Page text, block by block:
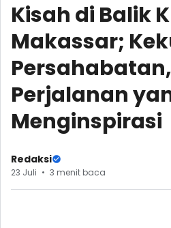
Kisah di Balik
Makassar;
Perjalanan
Menginspirasi
Redaksi
23 Juli 3 menit baca